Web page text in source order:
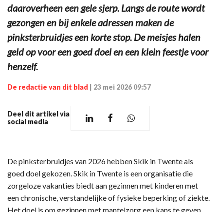
daaroverheen een gele sjerp. Langs de route wordt
gezongen en bij enkele adressen maken de
pinksterbruidjes een korte stop. De meisjes halen
geld op voor een goed doel en een klein feestje voor
henzelf.
De redactie van dit blad 23 mei 2026 09:57
Deel dit artikel via
social media
De pinksterbruidjes van 2026 hebben Skik in Twente als
goed doel gekozen. Skik in Twente is een organisatie die
zorgeloze vakanties biedt aan gezinnen met kinderen met
een chronische, verstandelijke of fysieke beperking of ziekte.
Het doel is om gezinnen met mantelzorg een kans te geven